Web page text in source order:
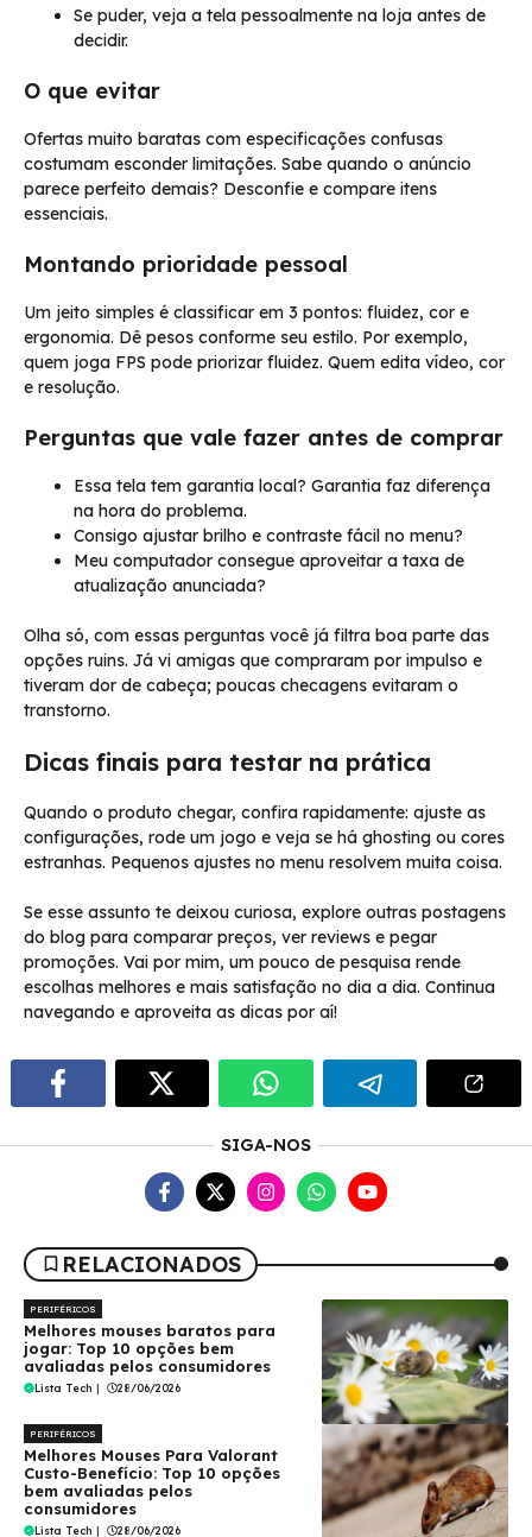
Se puder, veja a tela pessoalmente na loja antes de
decidir.
O que evitar
Ofertas muito baratas com especificações confusas
costumam esconder limitações. Sabe quando o anúncio
parece perfeito demais? Desconfie e compare itens
essenciais.
Montando prioridade pessoal
Um jeito simples é classificar em 3 pontos: fluidez, cor e
ergonomia. Dê pesos conforme seu estilo. Por exemplo,
quem joga FPS pode priorizar fluidez. Quem edita vídeo, cor
e resolução.
Perguntas que vale fazer antes de comprar
Essa tela tem garantia local? Garantia faz diferença
na hora do problema.
Consigo ajustar brilho e contraste fácil no menu?
Meu computador consegue aproveitar a taxa de
atualização anunciada?
Olha só, com essas perguntas você já filtra boa parte das
opções ruins. Já vi amigas que compraram por impulso e
tiveram dor de cabeça; poucas checagens evitaram o
transtorno.
Dicas finais para testar na prática
Quando o produto chegar, confira rapidamente: ajuste as
configurações, rode um jogo e veja se há ghosting ou cores
estranhas. Pequenos ajustes no menu resolvem muita coisa.
Se esse assunto te deixou curiosa, explore outras postagens
do blog para comparar preços, ver reviews e pegar
promoções. Vai por mim, um pouco de pesquisa rende
escolhas melhores e mais satisfação no dia a dia. Continua
navegando e aproveita as dicas por aí!
SIGA-NOS
RELACIONADOS
PERIFÉRICOS
Melhores mouses baratos para
jogar: Top 10 opções bem
avaliadas pelos consumidores
Lista Tech | 28/06/2026
PERIFÉRICOS
Melhores Mouses Para Valorant
Custo-Benefício: Top 10 opções
bem avaliadas pelos
consumidores
Lista Tech | 28/06/2026